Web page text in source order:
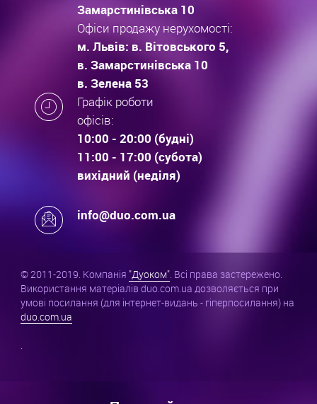
Замарстинівська 10
Офіси продажу нерухомості:
м. Львів: в. Вітовського 5,
в. Замарстинівська 10
в. Зелена 53
Графік роботи
офісів:
10:00 - 20:00 (будні)
11:00 - 17:00 (субота)
вихідний (неділя)
info@duo.com.ua
© 2011-2019. Компанія "Дуоком". Всі права застережено.
Використання матеріалів duo.com.ua дозволяється при
умові посилання (для інтернет-видань - гіперпосилання) на
duo.com.ua
.